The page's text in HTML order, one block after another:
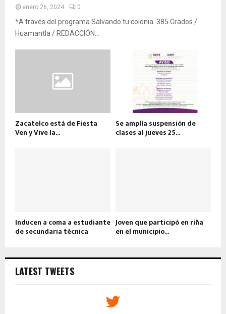
enero 26, 2024 0
*A través del programa Salvando tu colonia. 385 Grados /
Huamantla / REDACCIÓN...
Zacatelco está de Fiesta
Ven y Vive la...
Se amplía suspensión de
clases al jueves 25...
Inducen a coma a estudiante
de secundaria técnica
Joven que participó en riña
en el municipio...
LATEST TWEETS